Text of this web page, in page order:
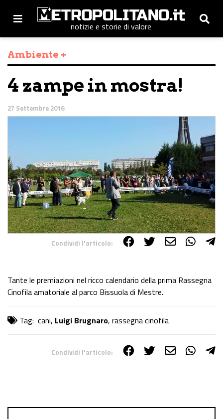
notizie e storie di valore
Ambiente +
4 zampe in mostra!
27 Settembre 2016
Condividi l'articolo:
Tante le premiazioni nel ricco calendario della prima Rassegna
Cinofila amatoriale al parco Bissuola di Mestre.
Tag: cani, Luigi Brugnaro, rassegna cinofila
Condividi l'articolo: